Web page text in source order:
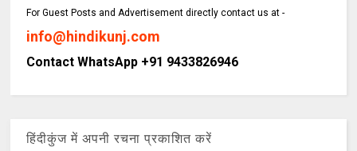
For Guest Posts and Advertisement directly contact us at -
info@hindikunj.com
Contact WhatsApp +91 9433826946
हिंदीकुंज में अपनी रचना प्रकाशित करें